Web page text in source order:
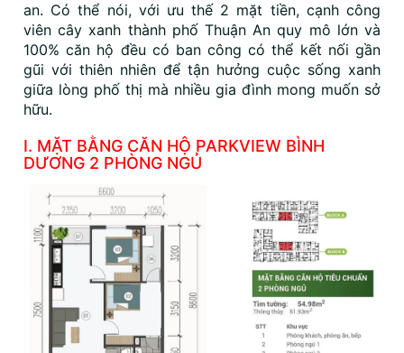
an. Có thể nói, với ưu thế 2 mặt tiền, cạnh công
viên cây xanh thành phố Thuận An quy mô lớn và
100% căn hộ đều có ban công có thể kết nối gần
gũi với thiên nhiên để tận hưởng cuộc sống xanh
giữa lòng phố thị mà nhiều gia đình mong muốn sở
hữu.
I. MẶT BẰNG CĂN HỘ PARKVIEW BÌNH
DƯƠNG 2 PHÒNG NGỦ